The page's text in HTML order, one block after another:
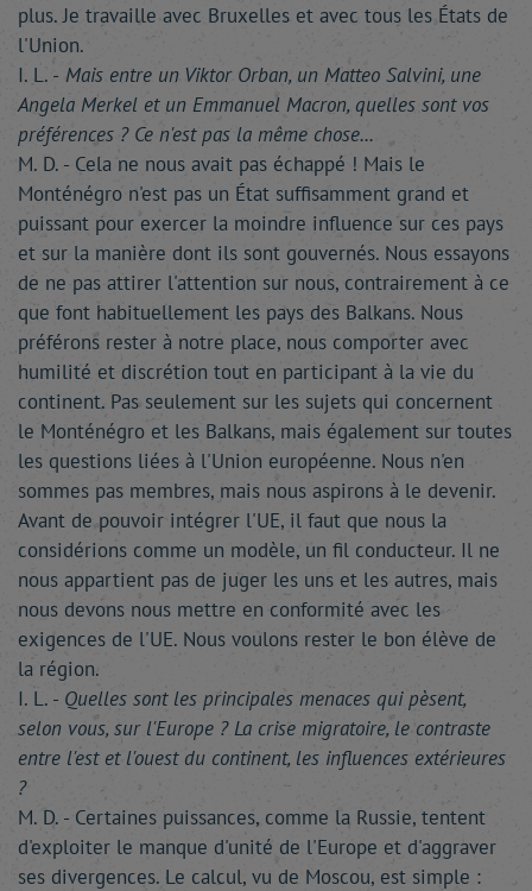
plus. Je travaille avec Bruxelles et avec tous les États de
l'Union.
I. L. - Mais entre un Viktor Orban, un Matteo Salvini, une
Angela Merkel et un Emmanuel Macron, quelles sont vos
préférences ? Ce n'est pas la même chose...
M. D. - Cela ne nous avait pas échappé ! Mais le
Monténégro n'est pas un État suffisamment grand et
puissant pour exercer la moindre influence sur ces pays
et sur la manière dont ils sont gouvernés. Nous essayons
de ne pas attirer l'attention sur nous, contrairement à ce
que font habituellement les pays des Balkans. Nous
préférons rester à notre place, nous comporter avec
humilité et discrétion tout en participant à la vie du
continent. Pas seulement sur les sujets qui concernent
le Monténégro et les Balkans, mais également sur toutes
les questions liées à l'Union européenne. Nous n'en
sommes pas membres, mais nous aspirons à le devenir.
Avant de pouvoir intégrer l'UE, il faut que nous la
considérions comme un modèle, un fil conducteur. Il ne
nous appartient pas de juger les uns et les autres, mais
nous devons nous mettre en conformité avec les
exigences de l'UE. Nous voulons rester le bon élève de
la région.
I. L. - Quelles sont les principales menaces qui pèsent,
selon vous, sur l'Europe ? La crise migratoire, le contraste
entre l'est et l'ouest du continent, les influences extérieures
?
M. D. - Certaines puissances, comme la Russie, tentent
d'exploiter le manque d'unité de l'Europe et d'aggraver
ses divergences. Le calcul, vu de Moscou, est simple :